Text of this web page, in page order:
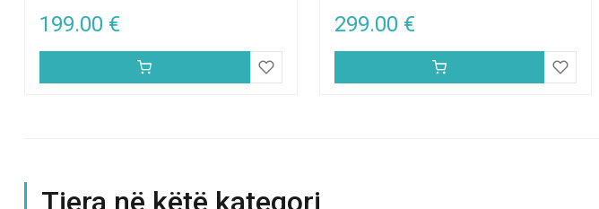
199.00 € 299.00 €
Tjera në këtë kategori